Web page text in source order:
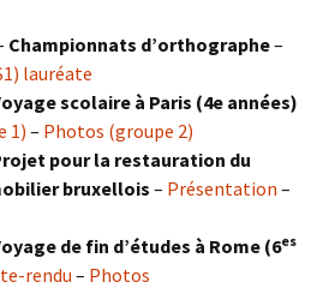
Championnats d’orthographe–
lauréate
scolaire à Paris (4e années)
1)– Photos (groupe 2)
pour la restauration du
bruxellois – Présentation –
de fin d’études à Rome (6es
rendu – Photos